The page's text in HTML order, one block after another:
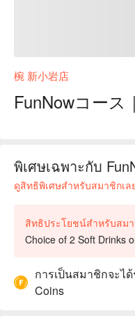
椀 新小岩店
FunNowコース
พิเศษเฉพาะกับ
ดูสิทธิพิเศษสำหรับสมาชิกเล
สิทธิประโยชน์สำหรับสม
Choice of 2 Soft Drinks
การเป็นสมาชิกจะไ
Coins